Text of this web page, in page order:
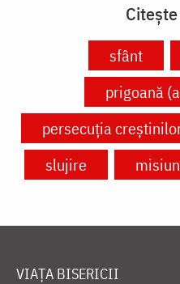
sfânt
prigoană
persecuția
slujire
VIAȚA BISERICII